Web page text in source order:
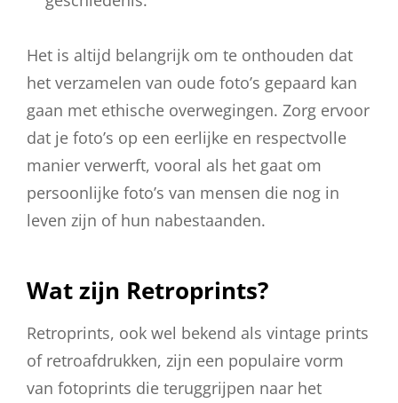
Het is altijd belangrijk om te onthouden dat
het verzamelen van oude foto’s gepaard kan
gaan met ethische overwegingen. Zorg ervoor
dat je foto’s op een eerlijke en respectvolle
manier verwerft, vooral als het gaat om
persoonlijke foto’s van mensen die nog in
leven zijn of hun nabestaanden.
Wat zijn Retroprints?
Retroprints, ook wel bekend als vintage prints
of retroafdrukken, zijn een populaire vorm
van fotoprints die teruggrijpen naar het